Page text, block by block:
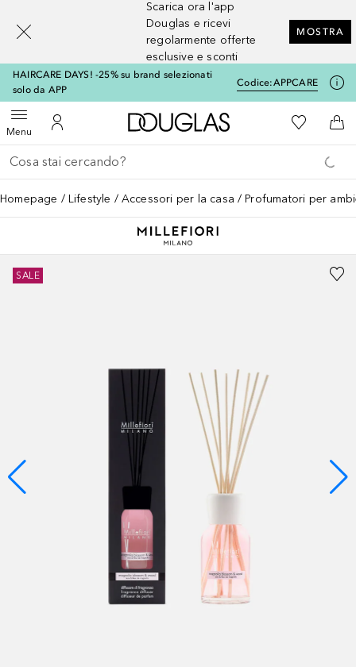
Scarica ora l'app
Douglas e ricevi
regolarmente offerte
esclusive e sconti
MOSTRA
HAIRCARE DAYS! -25% su brand selezionati
solo da APP
Codice:APPCARE
MenuApri menuAl Mio Account
A Douglas HomeAlla Mia
Al
Torna indietro
Esegui ricerca
Homepage Lifestyle Accessori per la casa Profumatori per
SALE
[navigation.slideout.screenreader]